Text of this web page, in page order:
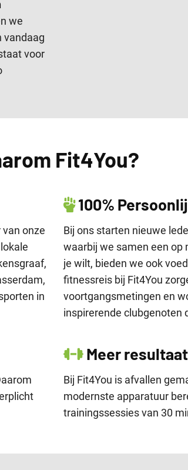
we
vandaag
voor
Fit4You?
onze
in
100%
Bij ons starten nieuwe
waarbij we samen een
je wilt, bieden we ook
fitnessreis bij Fit4You
voortgangsmetingen en
inspirerende clubgenoten
Meer
Bij Fit4You is afvallen
modernste apparatuur
trainingssessies van 30